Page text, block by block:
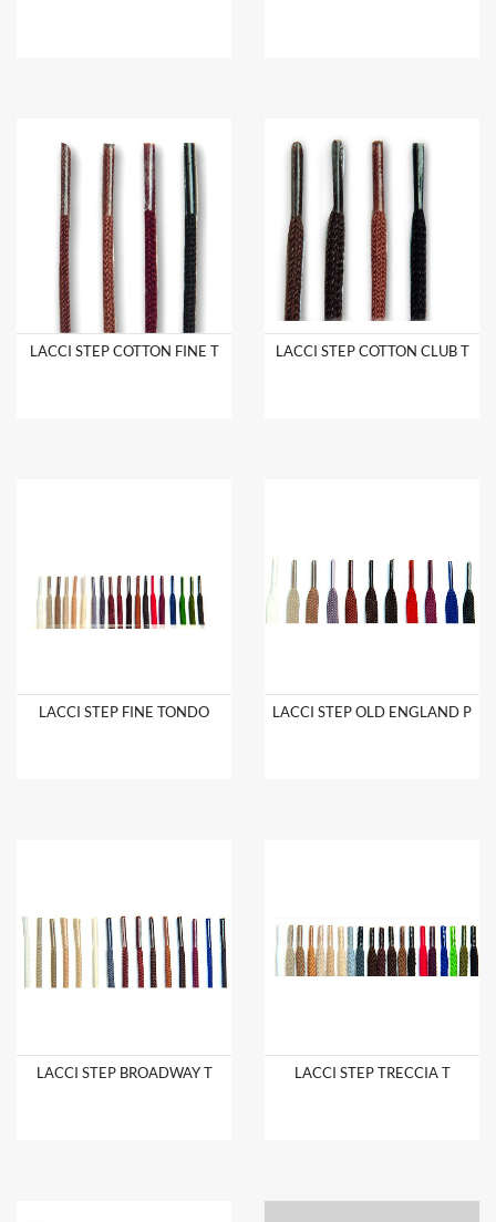
LACCI STEP COTTON FINE T LACCI STEP COTTON CLUB T
LACCI STEP FINE TONDO LACCI STEP OLD ENGLAND P
LACCI STEP BROADWAY T LACCI STEP TRECCIA T